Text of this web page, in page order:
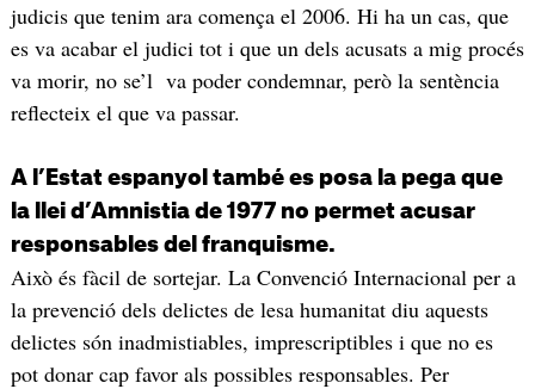
judicis que tenim ara comença el 2006. Hi ha un cas, que
es va acabar el judici tot i que un dels acusats a mig procés
va morir, no se’l va poder condemnar, però la sentència
reflecteix el que va passar.
A l’Estat espanyol també es posa la pega que
la llei d’Amnistia de 1977 no permet acusar
responsables del franquisme.
Això és fàcil de sortejar. La Convenció Internacional per a
la prevenció dels delictes de lesa humanitat diu aquests
delictes són inadmistiables, imprescriptibles i que no es
pot donar cap favor als possibles responsables. Per